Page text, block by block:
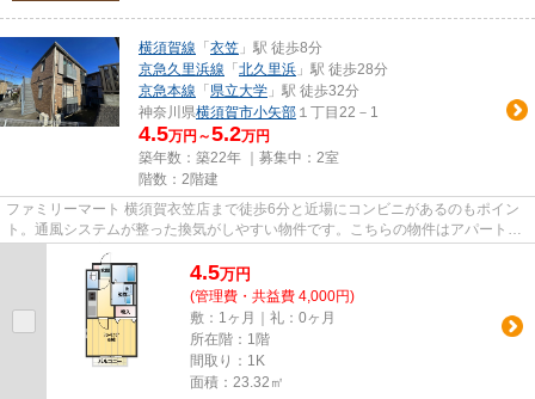
横須賀線 「 衣笠 」駅 徒歩8分
京急久里浜線 「 北久里浜 」駅 徒歩28分
京急本線 「 県立大学 」駅 徒歩32分
神奈川県横須賀市小矢部 １丁目22－1
4.5万円～5.2万円
築年数：築22年 ｜募集中： 2室
階数：2階建
ファミリーマート 横須賀衣笠店まで徒歩6分と近場にコンビニがあるのもポイン
ト。通風システムが整った換気がしやすい物件です。こちらの物件はアパートで
す。行く先に応じて経路を選...
4.5万円
(管理費・共益費 4,000円)
敷：1ヶ月｜礼：0ヶ月
所在階：1階
間取り：1K
面積：23.32㎡